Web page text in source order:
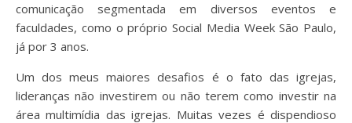
comunicação segmentada em diversos eventos e
faculdades, como o próprio Social Media Week São Paulo,
já por 3 anos.
Um dos meus maiores desafios é o fato das igrejas,
lideranças não investirem ou não terem como investir na
área multimídia das igrejas. Muitas vezes é dispendioso